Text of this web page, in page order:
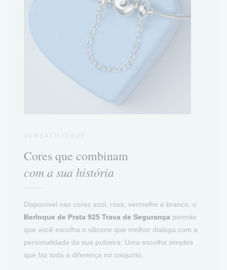
VERSATILIDADE
Cores que combinam
com a sua história
Disponível nas cores azul, rosa, vermelho e branco, o
Berloque de Prata 925 Trava de Segurança permite
que você escolha o silicone que melhor dialoga com a
personalidade da sua pulseira. Uma escolha simples
que faz toda a diferença no conjunto.